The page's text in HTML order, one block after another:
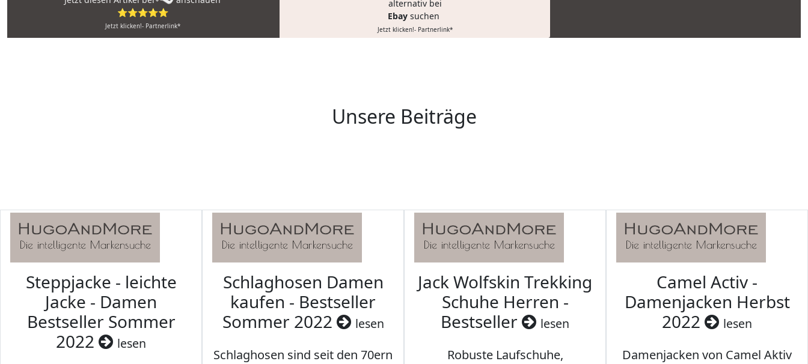
⭐⭐⭐⭐⭐
Jetzt klicken!- Partnerlink*
alternativ bei
Ebay suchen
Jetzt klicken!- Partnerlink*
Unsere Beiträge
Steppjacke - leichte
Jacke - Damen
Bestseller Sommer
2022
lesen
Schlaghosen Damen
kaufen - Bestseller
Sommer 2022
lesen
Schlaghosen sind seit den 70ern
Jack Wolfskin Trekking
Schuhe Herren -
Bestseller
lesen
Robuste Laufschuhe,
Camel Activ -
Damenjacken Herbst
2022
lesen
Damenjacken von Camel Aktiv